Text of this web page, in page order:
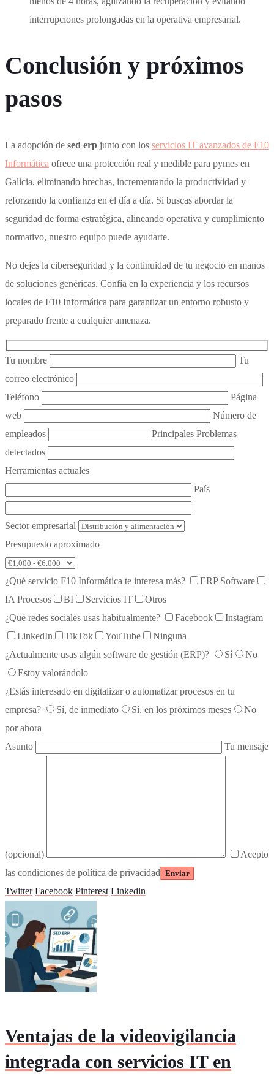
interrupciones prolongadas en la operativa empresarial.
Conclusión y próximos
pasos
La adopción de sed erp junto con los servicios IT avanzados de F10
Informática ofrece una protección real y medible para pymes en
Galicia, eliminando brechas, incrementando la productividad y
reforzando la confianza en el día a día. Si buscas abordar la
seguridad de forma estratégica, alineando operativa y cumplimiento
normativo, nuestro equipo puede ayudarte.
No dejes la ciberseguridad y la continuidad de tu negocio en manos
de soluciones genéricas. Confía en la experiencia y los recursos
locales de F10 Informática para garantizar un entorno robusto y
preparado frente a cualquier amenaza.
Tu nombre
Tu
correo electrónico
Teléfono
Página
web
Número de
empleados
Principales Problemas
detectados
Herramientas actuales
País
Sector empresarial
Presupuesto aproximado
¿Qué servicio F10 Informática te interesa más?
ERP Software
IA Procesos
BI Servicios IT
Otros
¿Qué redes sociales usas habitualmente?
Facebook
Instagram
LinkedIn
TikTok YouTube
Ninguna
¿Actualmente usas algún software de gestión (ERP)?
Sí
No
Estoy valorándolo
¿Estás interesado en digitalizar o automatizar procesos en tu
empresa?
Sí, de inmediato Sí, en los próximos meses
No
por ahora
Asunto
Tu mensaje
(opcional)
Acepto
las condiciones de política de privacidad
Twitter Facebook Pinterest Linkedin
Ventajas de la videovigilancia
integrada con servicios IT en